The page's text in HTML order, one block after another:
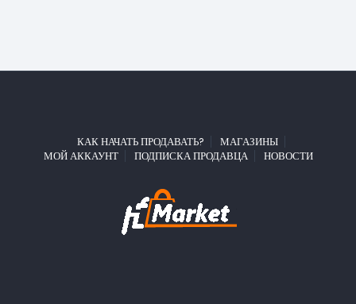
КАК НАЧАТЬ ПРОДАВАТЬ?
МАГАЗИНЫ
МОЙ АККАУНТ
ПОДПИСКА ПРОДАВЦА НОВОСТИ